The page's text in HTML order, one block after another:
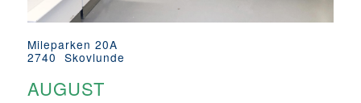
Mileparken 20A
2740 Skovlunde
AUGUST